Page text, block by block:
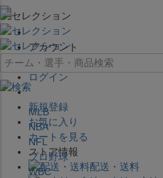
×
アカウント
ログイン
新規登録
お気に入り
カートを見る
ストア情報
配送・送料
MLB
NBA
NFL
プロ野球
WBC